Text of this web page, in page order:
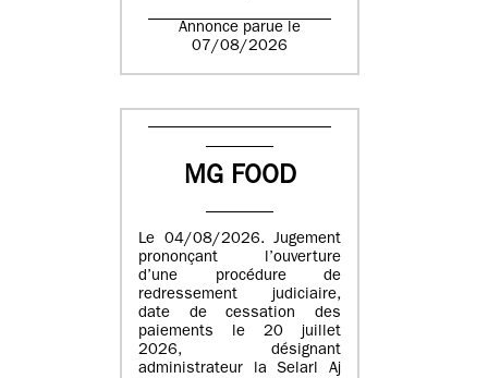
Annonce parue le
07/08/2026
MG FOOD
Le 04/08/2026. Jugement
prononçant l’ouverture
d’une procédure de
redressement judiciaire,
date de cessation des
paiements le 20 juillet
2026, désignant
administrateur la Selarl Aj